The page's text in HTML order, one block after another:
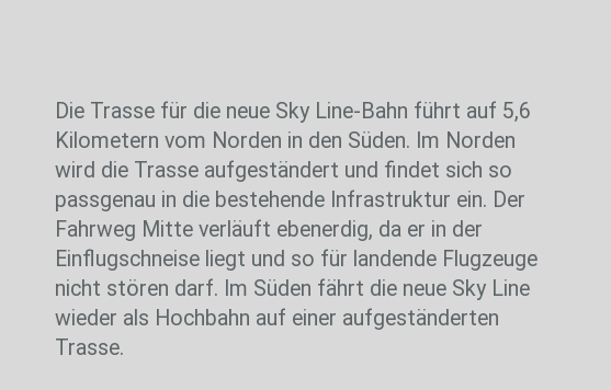
Die Trasse für die neue Sky Line-Bahn führt auf 5,6
Kilometern vom Norden in den Süden. Im Norden
wird die Trasse aufgeständert und findet sich so
passgenau in die bestehende Infrastruktur ein. Der
Fahrweg Mitte verläuft ebenerdig, da er in der
Einflugschneise liegt und so für landende Flugzeuge
nicht stören darf. Im Süden fährt die neue Sky Line
wieder als Hochbahn auf einer aufgeständerten
Trasse.